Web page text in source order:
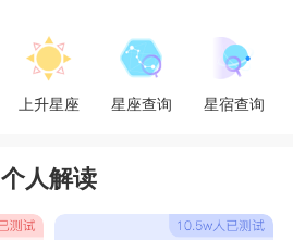
上升星座 星座查询 星宿查询
个人解读